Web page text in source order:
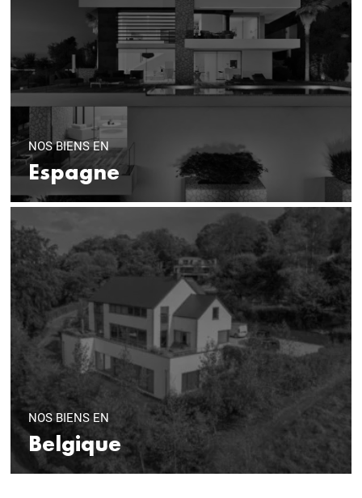
NOS BIENS EN
Espagne
NOS BIENS EN
Belgique